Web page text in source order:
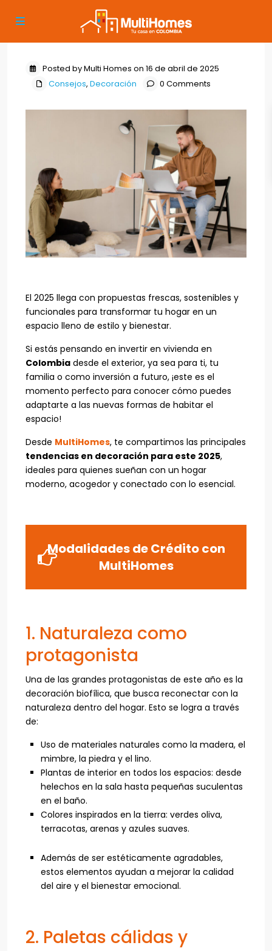
Posted by Multi Homes on 16 de abril de 2025
Consejos, Decoración 0 Comments
El 2025 llega con propuestas frescas, sostenibles y
funcionales para transformar tu hogar en un
espacio lleno de estilo y bienestar.
Si estás pensando en invertir en vivienda en
Colombia desde el exterior, ya sea para ti, tu
familia o como inversión a futuro, ¡este es el
momento perfecto para conocer cómo puedes
adaptarte a las nuevas formas de habitar el
espacio!
Desde MultiHomes, te compartimos las principales
tendencias en decoración para este 2025,
ideales para quienes sueñan con un hogar
moderno, acogedor y conectado con lo esencial.
Modalidades de Crédito con
MultiHomes
1. Naturaleza como
protagonista
Una de las grandes protagonistas de este año es la
decoración biofílica, que busca reconectar con la
naturaleza dentro del hogar. Esto se logra a través
de:
Uso de materiales naturales como la madera, el
mimbre, la piedra y el lino.
Plantas de interior en todos los espacios: desde
helechos en la sala hasta pequeñas suculentas
en el baño.
Colores inspirados en la tierra: verdes oliva,
terracotas, arenas y azules suaves.
Además de ser estéticamente agradables,
estos elementos ayudan a mejorar la calidad
del aire y el bienestar emocional.
2. Paletas cálidas y